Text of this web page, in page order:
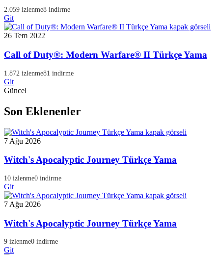
2.059 izlenme8 indirme
Git
26 Tem 2022
Call of Duty®: Modern Warfare® II Türkçe Yama
1.872 izlenme81 indirme
Git
Güncel
Son Eklenenler
7 Ağu 2026
Witch's Apocalyptic Journey Türkçe Yama
10 izlenme0 indirme
Git
7 Ağu 2026
Witch's Apocalyptic Journey Türkçe Yama
9 izlenme0 indirme
Git